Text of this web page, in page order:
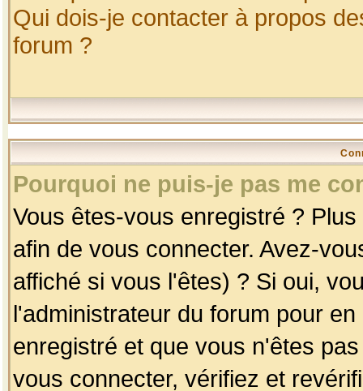
Qui dois-je contacter à propos
forum ?
Pourquoi ne puis-je pas me
Vous êtes-vous enregistré ?
afin de vous connecter. Avez-
affiché si vous l'êtes) ? Si oui,
l'administrateur du forum pour
enregistré et que vous n'êtes
vous connecter, vérifiez et